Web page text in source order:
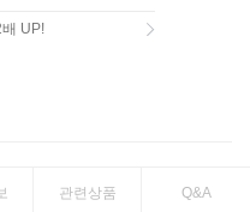
UP!
관련상품 Q&A